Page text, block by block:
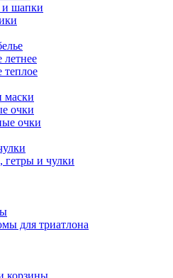
и шапки
летнее
теплое
маски
очки
очки
гетры и чулки
для триатлона
корзины